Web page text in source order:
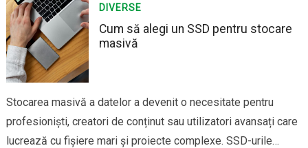
dai impresia unui bronz sănătos, chiar…
DIVERSE
Cum să alegi un SSD pentru stocare
masivă
Stocarea masivă a datelor a devenit o necesitate pentru
profesioniști, creatori de conținut sau utilizatori avansați care
lucrează cu fișiere mari și proiecte complexe. SSD-urile